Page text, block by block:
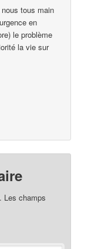
tous main
en
le problème
la vie sur
Les champs